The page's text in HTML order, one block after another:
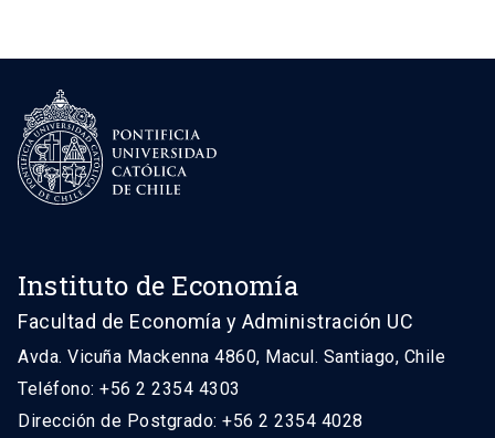
Instituto de Economía
Facultad de Economía y Administración UC
Avda. Vicuña Mackenna 4860, Macul. Santiago, Chile
Teléfono: +56 2 2354 4303
Dirección de Postgrado: +56 2 2354 4028